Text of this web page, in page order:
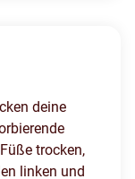
deine
trocken,
linken und